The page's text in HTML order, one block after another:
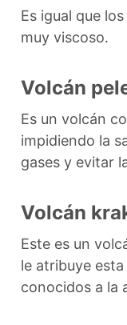
Es igual que
muy viscoso.
Volcán
Es un volcán
impidiendo la
gases y evitar
Volcán
Este es un
le atribuye
conocidos a la